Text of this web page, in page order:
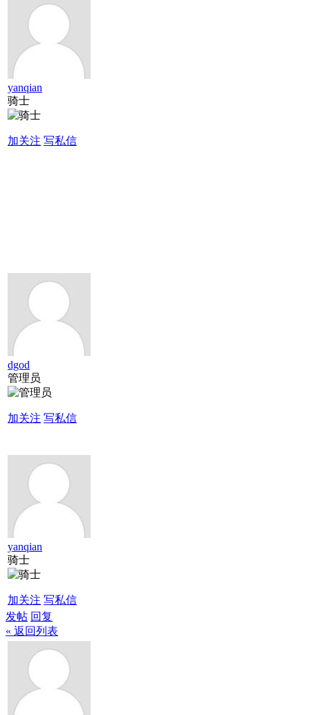
yanqian
骑士
加关注 写私信
dgod
管理员
加关注 写私信
yanqian
骑士
加关注 写私信
发帖 回复
« 返回列表